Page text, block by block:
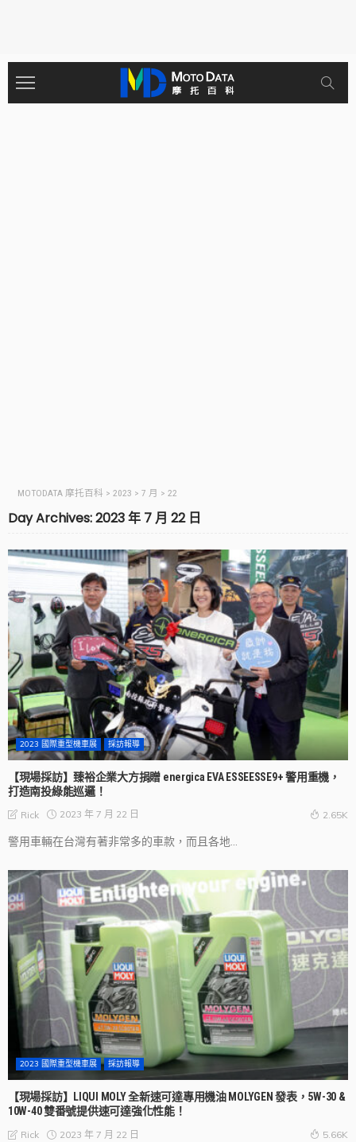
MOTODATA 摩托百科 > 2023 > 7 月 > 22
Day Archives: 2023 年 7 月 22 日
2023 國際重型機車展 採訪報導
【現場採訪】臻裕企業大方捐贈 energica EVA ESSEESSE9+ 警用重機，
打造南投綠能巡邏！
Rick 2023 年 7 月 22 日 2.65K
警用車輛在台灣有著非常多的車款，而且各地...
2023 國際重型機車展 採訪報導
【現場採訪】LIQUI MOLY 全新速可達專用機油 MOLYGEN 發表，5W-30 &
10W-40 雙番號提供速可達強化性能！
Rick 2023 年 7 月 22 日 5.66K